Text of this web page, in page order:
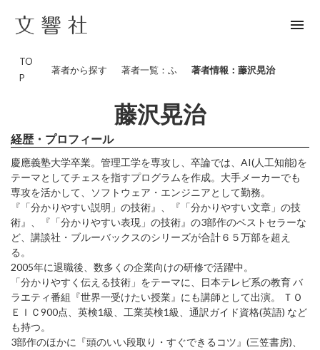
menu
TO
P
著者から探す 著者一覧：ふ 著者情報：藤沢晃治
藤沢晃治
経歴・プロフィール
慶應義塾大学卒業。管理工学を専攻し、卒論では、AI(人工知能)を
テーマとしてチェスを指すプログラムを作成。大手メーカーでも
専攻を活かして、ソフトウェア・エンジニアとして勤務。
『「分かりやすい説明」の技術』、『「分かりやすい文章」の技
術』、『「分かりやすい表現」の技術』の3部作のベストセラーな
ど、講談社・ブルーバックスのシリーズが合計６５万部を超え
る。
2005年に退職後、数多くの企業向けの研修で活躍中。
「分かりやすく伝える技術」をテーマに、日本テレビ系の教育 バ
ラエティ番組『世界一受けたい授業』にも講師として出演。 ＴＯ
ＥＩＣ900点、英検1級、工業英検1級、通訳ガイド資格(英語) など
も持つ。
3部作のほかに『頭のいい段取り・すぐできるコツ』(三笠書房)、